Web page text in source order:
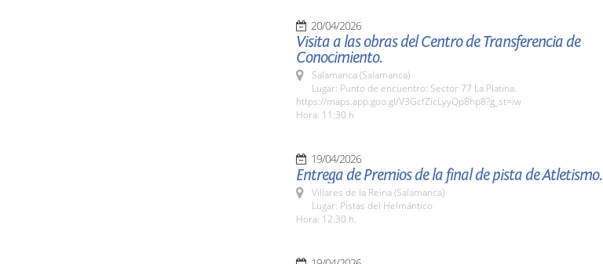
20/04/2026
Visita a las obras del Centro de Transferencia de
Conocimiento.
Salamanca (Salamanca)
Lugar: Punto de encuentro: Sector 77 La Platina.
https://maps.app.goo.gl/V3GcfZicLyyQp8hp8?g_st=iw
Hora: 11:30 h
19/04/2026
Entrega de Premios de la final de pista de Atletismo.
Villares de la Reina (Salamanca)
Lugar: Pistas del Helmántico
Hora: 12:30 h.